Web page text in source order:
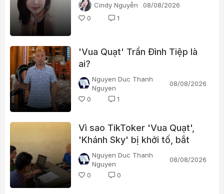
Cindy Nguyễn
08/08/2026
0
1
'Vua Quạt' Trần Đình Tiệp là
ai?
Nguyen Duc Thanh
Nguyen
08/08/2026
0
1
Vì sao TikToker 'Vua Quạt',
'Khánh Sky' bị khởi tố, bắt
tạm giam?
Nguyen Duc Thanh
Nguyen
08/08/2026
0
0